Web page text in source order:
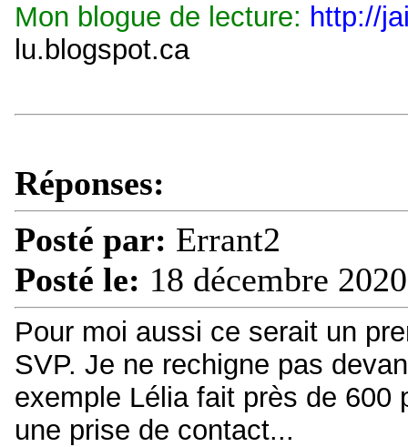
Mon blogue de lecture: http://
lu.blogspot.ca
Réponses:
Posté par: Errant2
Posté le: 18 décembre
Pour moi aussi ce serait un
SVP. Je ne rechigne pas
exemple Lélia fait près de 600
une prise de contact...